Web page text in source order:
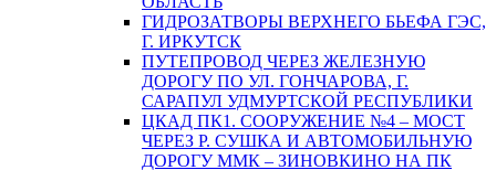
ГИДРОЗАТВОРЫ ВЕРХНЕГО БЬЕФА ГЭС,
Г. ИРКУТСК
ПУТЕПРОВОД ЧЕРЕЗ ЖЕЛЕЗНУЮ
ДОРОГУ ПО УЛ. ГОНЧАРОВА, Г.
САРАПУЛ УДМУРТСКОЙ РЕСПУБЛИКИ
ЦКАД ПК1. СООРУЖЕНИЕ №4 – МОСТ
ЧЕРЕЗ Р. СУШКА И АВТОМОБИЛЬНУЮ
ДОРОГУ ММК – ЗИНОВКИНО НА ПК